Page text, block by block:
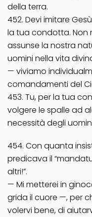
della terra.
452. Devi imitare
la tua condotta. Non
assunse la nostra
uomini nella vita
— viviamo
comandamenti del
453. Tu, per la tua
volgere le spalle ad
necessità degli
454. Con quanta
predicava il
altri!”.
— Mi metterei in
grida il cuore —, per
volervi bene, di